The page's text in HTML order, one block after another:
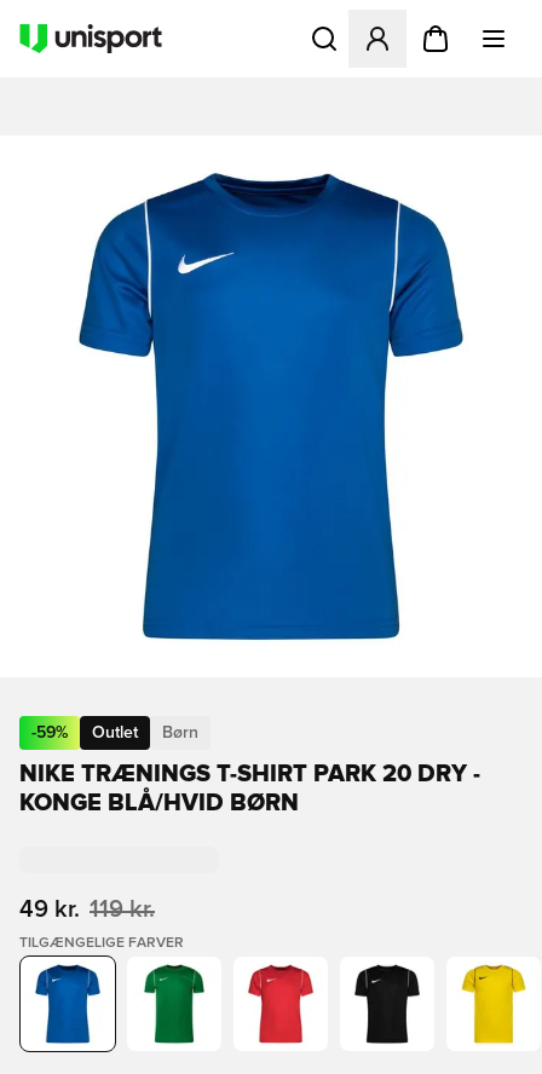
Åbner en Modal til at
-59% Outlet Børn
NIKE TRÆNINGS T-SHIRT PARK 20 DRY -
KONGE BLÅ/HVID BØRN
49 kr. 119 kr.
TILGÆNGELIGE FARVER